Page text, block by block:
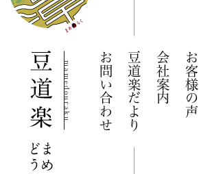
お客様の声
会社案内
豆道楽だより
お問い合わせ